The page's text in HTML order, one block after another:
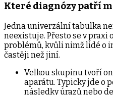
Které diagnózy patří
Jedna univerzální tabulka
neexistuje. Přesto se v
problémů, kvůli nimž lidé o
častěji než jiní.
Velkou skupinu tvoří
aparátu. Typicky jde o
následky úrazů nebo